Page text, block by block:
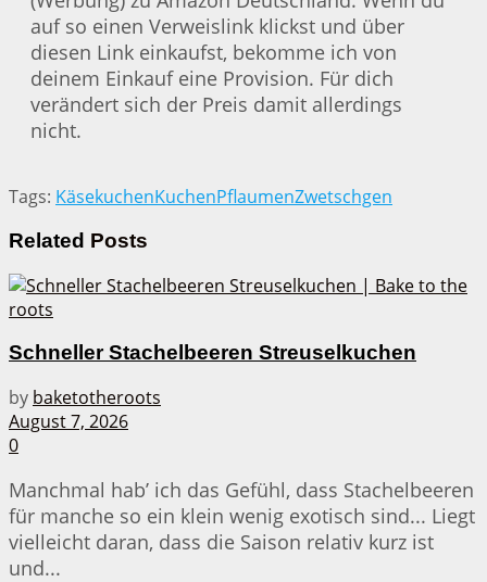
auf so einen Verweislink klickst und über
diesen Link einkaufst, bekomme ich von
deinem Einkauf eine Provision. Für dich
verändert sich der Preis damit allerdings
nicht.
Tags: KäsekuchenKuchenPflaumenZwetschgen
Related Posts
Schneller Stachelbeeren Streuselkuchen
by baketotheroots
August 7, 2026
0
Manchmal hab’ ich das Gefühl, dass Stachelbeeren
für manche so ein klein wenig exotisch sind... Liegt
vielleicht daran, dass die Saison relativ kurz ist
und...